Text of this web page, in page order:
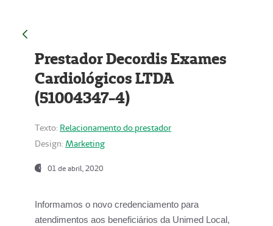
Prestador Decordis Exames
Cardiológicos LTDA
(51004347-4)
Texto: Relacionamento do prestador
Design: Marketing
01 de abril, 2020
Informamos o novo credenciamento para
atendimentos aos beneficiários da Unimed Local,